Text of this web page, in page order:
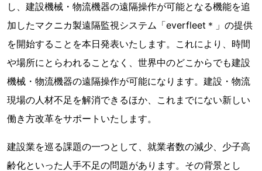
し、建設機械・物流機器の遠隔操作が可能となる機能を追
加したマクニカ製遠隔監視システム「everfleet＊」の提供
を開始することを本日発表いたします。これにより、時間
や場所にとらわれることなく、世界中のどこからでも建設
機械・物流機器の遠隔操作が可能になります。建設・物流
現場の人材不足を解消できるほか、これまでにない新しい
働き方改革をサポートいたします。
建設業を巡る課題の一つとして、就業者数の減少、少子高
齢化といった人手不足の問題があります。その背景とし